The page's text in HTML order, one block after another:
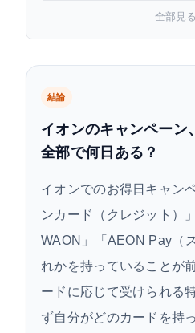
全部見る
結論
イオンのキャンペーン
全部で何日ある？
イオンでのお得日キャン
ンカード（クレジット）
WAON」「AEON Pay（
れかを持っていることが
ードに応じて受けられる
ず自分がどのカードを持